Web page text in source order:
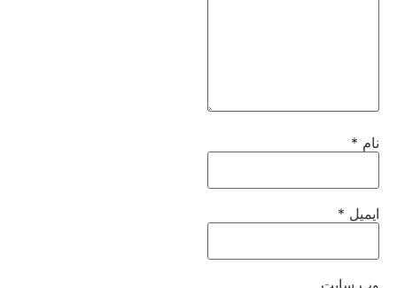
نام *
ایمیل *